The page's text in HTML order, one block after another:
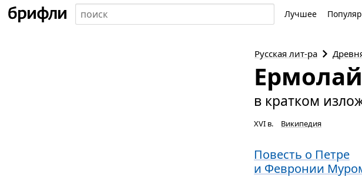
Лучшее
Русская лит-ра
в кратком
XVI в. Википедия
Повесть о Петре
и Февронии